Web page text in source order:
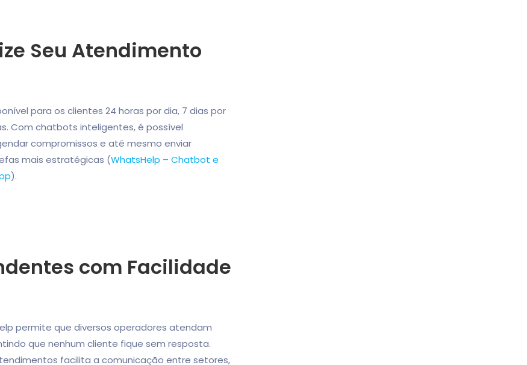
Seu Atendimento
para os clientes 24 horas por dia, 7 dias por
Com chatbots inteligentes, é possível
compromissos e até mesmo enviar
mais estratégicas (WhatsHelp – Chatbot e
).
com Facilidade
permite que diversos operadores atendam
que nenhum cliente fique sem resposta.
facilita a comunicação entre setores,